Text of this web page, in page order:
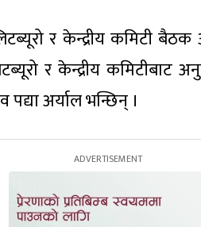
र केन्द्रीय कमिटी
र केन्द्रीय
अर्याल भन्छिन् ।